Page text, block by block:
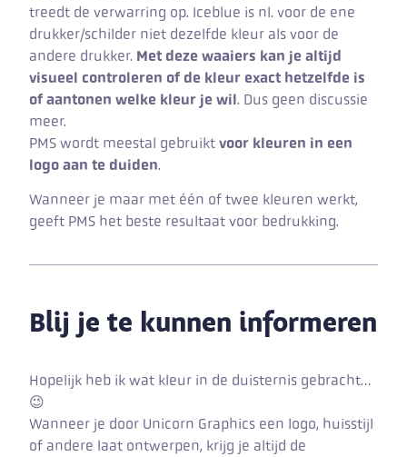
treedt de verwarring op. Iceblue is nl. voor de ene
drukker/schilder niet dezelfde kleur als voor de
andere drukker. Met deze waaiers kan je altijd
visueel controleren of de kleur exact hetzelfde is
of aantonen welke kleur je wil. Dus geen discussie
meer.
PMS wordt meestal gebruiktvoor kleuren in een
logo aan te duiden.
Wanneer je maar met één of twee kleuren werkt,
geeft PMS het beste resultaat voor bedrukking.
Blij je te kunnen informeren
Hopelijk heb ik wat kleur in de duisternis gebracht…
😉
Wanneer je door Unicorn Graphics een logo, huisstijl
of andere laat ontwerpen, krijg je altijd de